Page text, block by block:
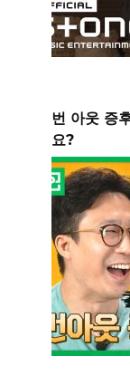
번 아웃 증
요?